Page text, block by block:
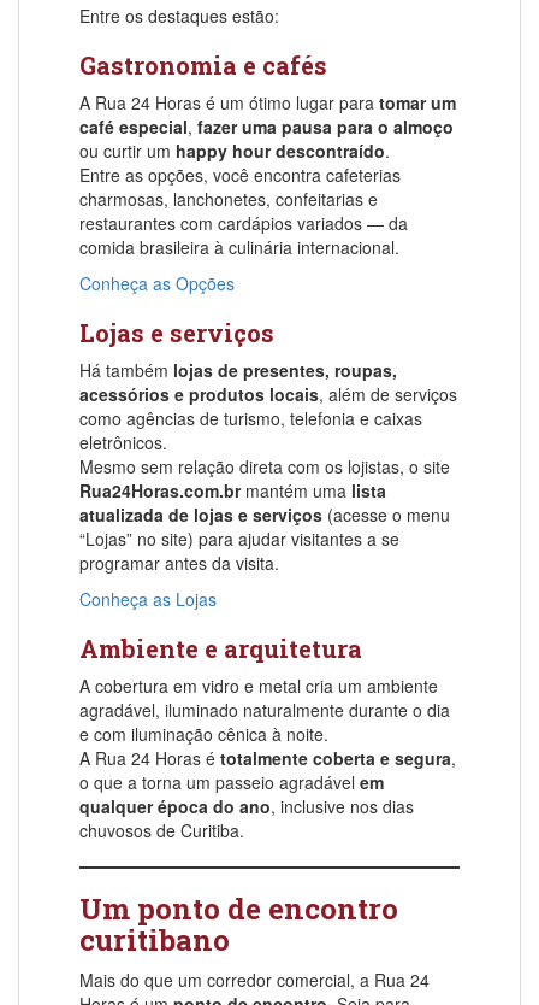
Entre os destaques estão:
Gastronomia e cafés
A Rua 24 Horas é um ótimo lugar para tomar um
café especial, fazer uma pausa para o almoço
ou curtir um happy hour descontraído.
Entre as opções, você encontra cafeterias
charmosas, lanchonetes, confeitarias e
restaurantes com cardápios variados — da
comida brasileira à culinária internacional.
Conheça as Opções
Lojas e serviços
Há também lojas de presentes, roupas,
acessórios e produtos locais, além de serviços
como agências de turismo, telefonia e caixas
eletrônicos.
Mesmo sem relação direta com os lojistas, o site
Rua24Horas.com.brmantém uma lista
atualizada de lojas e serviços (acesse o menu
“Lojas” no site) para ajudar visitantes a se
programar antes da visita.
Conheça as Lojas
Ambiente e arquitetura
A cobertura em vidro e metal cria um ambiente
agradável, iluminado naturalmente durante o dia
e com iluminação cênica à noite.
A Rua 24 Horas é totalmente coberta e segura,
o que a torna um passeio agradável em
qualquer época do ano, inclusive nos dias
chuvosos de Curitiba.
Um ponto de encontro
curitibano
Mais do que um corredor comercial, a Rua 24